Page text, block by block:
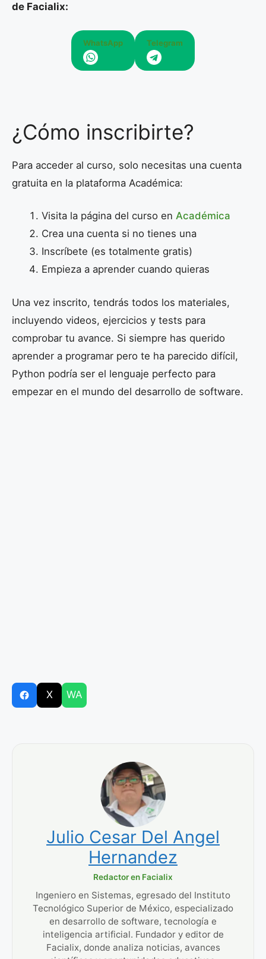
de Facialix:
WhatsApp Telegram
¿Cómo inscribirte?
Para acceder al curso, solo necesitas una cuenta
gratuita en la plataforma Académica:
Visita la página del curso enAcadémica
Crea una cuenta si no tienes una
Inscríbete (es totalmente gratis)
Empieza a aprender cuando quieras
Una vez inscrito, tendrás todos los materiales,
incluyendo videos, ejercicios y tests para
comprobar tu avance. Si siempre has querido
aprender a programar pero te ha parecido difícil,
Python podría ser el lenguaje perfecto para
empezar en el mundo del desarrollo de software.
X WA
Julio Cesar Del Angel
Hernandez
Redactor en Facialix
Ingeniero en Sistemas, egresado del Instituto
Tecnológico Superior de México, especializado
en desarrollo de software, tecnología e
inteligencia artificial. Fundador y editor de
Facialix, donde analiza noticias, avances